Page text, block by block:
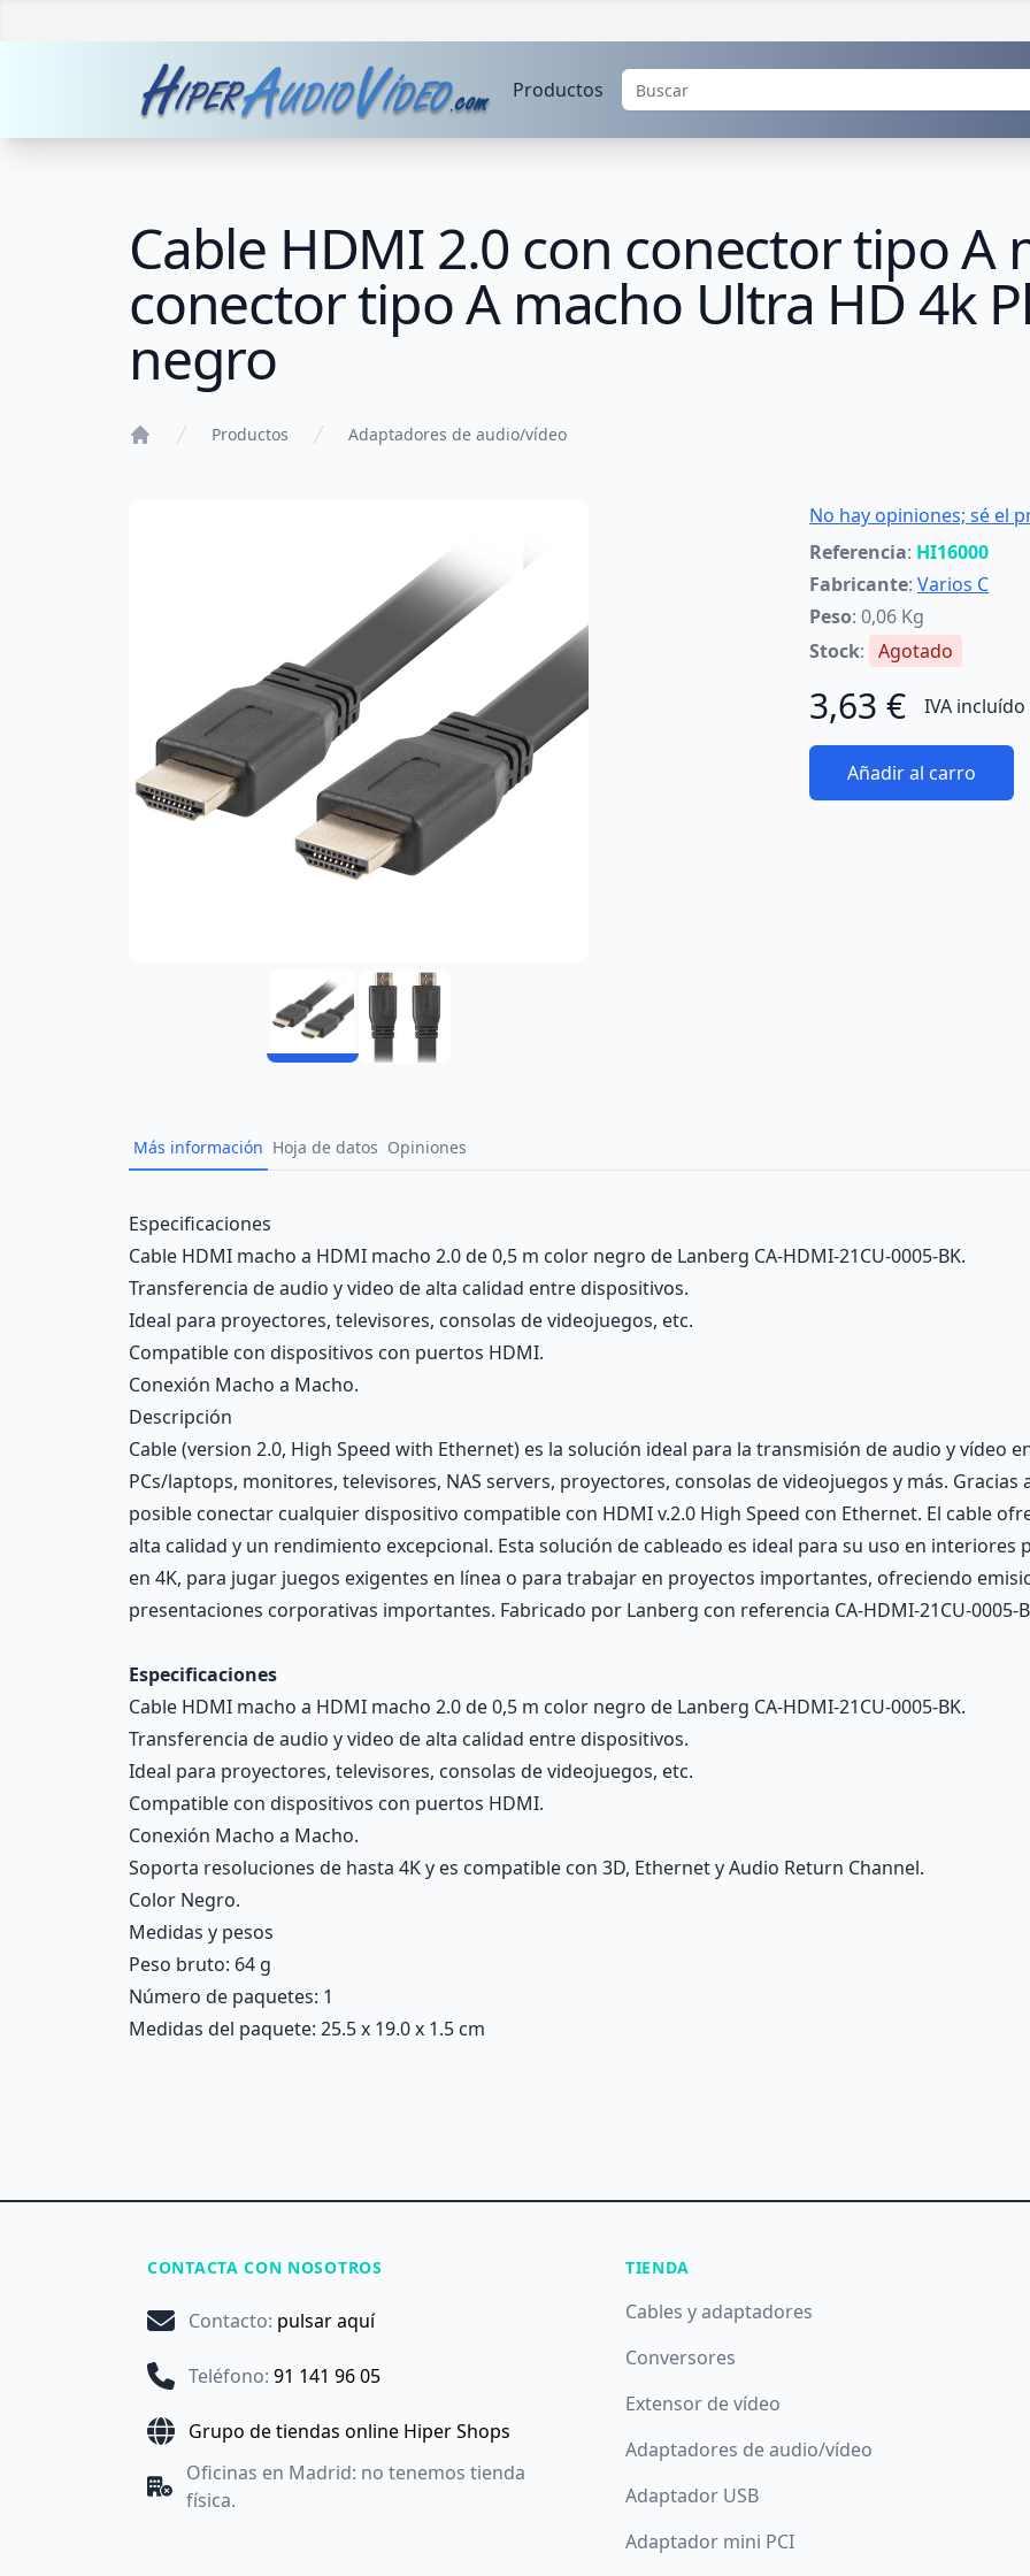
Productos
Cable HDMI 2.0 con conector tipo A
conector tipo A macho Ultra HD 4k
negro
Productos Adaptadores de audio/vídeo
No hay opiniones; sé el
Referencia: HI16000
Fabricante: Varios C
Peso: 0,06 Kg
Stock: Agotado
3,63 € IVA incluído
Añadir al carro
Más información Hoja de datos Opiniones
Description
Especificaciones
Cable HDMI macho a HDMI macho 2.0 de 0,5 m color negro de Lanberg CA-HDMI-21CU-0005-BK.
Transferencia de audio y video de alta calidad entre dispositivos.
Ideal para proyectores, televisores, consolas de videojuegos, etc.
Compatible con dispositivos con puertos HDMI.
Conexión Macho a Macho.
Descripción
Cable (version 2.0, High Speed with Ethernet) es la solución ideal para la transmisión de audio y vídeo
PCs/laptops, monitores, televisores, NAS servers, proyectores, consolas de videojuegos y más.
posible conectar cualquier dispositivo compatible con HDMI v.2.0 High Speed con Ethernet. El cable
alta calidad y un rendimiento excepcional. Esta solución de cableado es ideal para su uso en interiores
en 4K, para jugar juegos exigentes en línea o para trabajar en proyectos importantes, ofreciendo
presentaciones corporativas importantes. Fabricado por Lanberg con referencia CA-HDMI-21CU-0005-
Especificaciones
Cable HDMI macho a HDMI macho 2.0 de 0,5 m color negro de Lanberg CA-HDMI-21CU-0005-BK.
Transferencia de audio y video de alta calidad entre dispositivos.
Ideal para proyectores, televisores, consolas de videojuegos, etc.
Compatible con dispositivos con puertos HDMI.
Conexión Macho a Macho.
Soporta resoluciones de hasta 4K y es compatible con 3D, Ethernet y Audio Return Channel.
Color Negro.
Medidas y pesos
Peso bruto: 64 g
Número de paquetes: 1
Medidas del paquete: 25.5 x 19.0 x 1.5 cm
CONTACTA CON NOSOTROS
Contacto: pulsar aquí
Teléfono: 91 141 96 05
Grupo de tiendas online Hiper Shops
Oficinas en Madrid: no tenemos tienda
física.
TIENDA
Cables y adaptadores
Conversores
Extensor de vídeo
Adaptadores de audio/vídeo
Adaptador USB
Adaptador mini PCI